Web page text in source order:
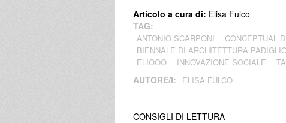
Articolo a cura di: Elisa Fulco
TAG:
​ANTONIO SCARPONI
CONCEPTUAL
BIENNALE DI ARCHITETTURA
ELIOOO
INNOVAZIONE SOCIALE
AUTORE/I: ELISA FULCO
CONSIGLI DI LETTURA